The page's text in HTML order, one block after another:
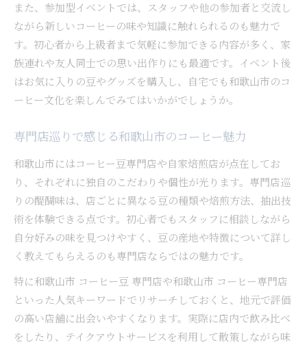
また、参加型イベントでは、スタッフや他の参加者と交流し
ながら新しいコーヒーの味や知識に触れられるのも魅力で
す。初心者から上級者まで気軽に参加できる内容が多く、家
族連れや友人同士での思い出作りにも最適です。イベント後
はお気に入りの豆やグッズを購入し、自宅でも和歌山市のコ
ーヒー文化を楽しんでみてはいかがでしょうか。
専門店巡りで感じる和歌山市のコーヒー魅力
和歌山市にはコーヒー豆専門店や自家焙煎店が点在してお
り、それぞれに独自のこだわりや個性が光ります。専門店巡
りの醍醐味は、店ごとに異なる豆の種類や焙煎方法、抽出技
術を体験できる点です。初心者でもスタッフに相談しながら
自分好みの味を見つけやすく、豆の産地や特徴について詳し
く教えてもらえるのも専門店ならではの魅力です。
特に和歌山市 コーヒー豆 専門店や和歌山市 コーヒー専門店
といった人気キーワードでリサーチしておくと、地元で評価
の高い店舗に出会いやすくなります。実際に店内で飲み比べ
をしたり、テイクアウトサービスを利用して散策しながら味